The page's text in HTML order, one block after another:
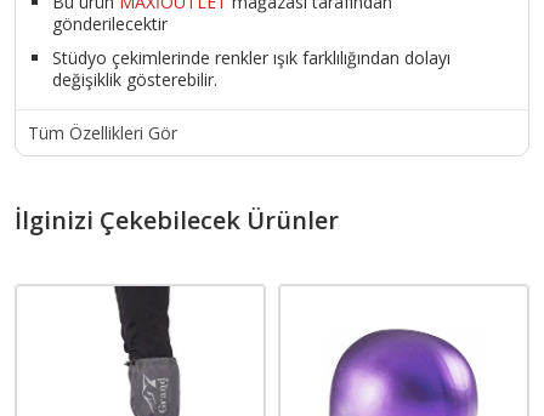
gönderilecektir
Stüdyo çekimlerinde renkler ışık farklılığından dolayı
değişiklik gösterebilir.
Tüm Özellikleri Gör
İlginizi Çekebilecek Ürünler